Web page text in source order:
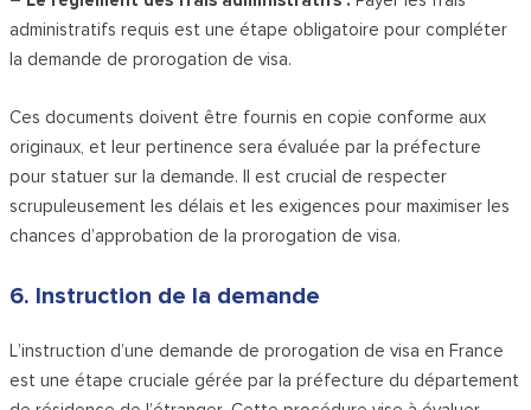
administratifs requis est une étape obligatoire pour compléter
la demande de prorogation de visa.
Ces documents doivent être fournis en copie conforme aux
originaux, et leur pertinence sera évaluée par la préfecture
pour statuer sur la demande. Il est crucial de respecter
scrupuleusement les délais et les exigences pour maximiser les
chances d’approbation de la prorogation de visa.
6. Instruction de la demande
L’instruction d’une demande de prorogation de visa en France
est une étape cruciale gérée par la préfecture du département